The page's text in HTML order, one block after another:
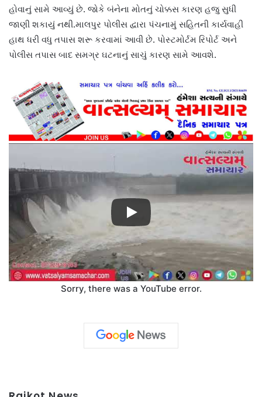
હોવાનું સામે આવ્યું છે. જોકે બંનેના મોતનું ચોક્કસ કારણ હજુ સુધી
જાણી શકાયું નથી.માલપુર પોલીસ દ્વારા પંચનામું સહિતની કાર્યવાહી
હાથ ધરી વધુ તપાસ શરૂ કરવામાં આવી છે. પોસ્ટમોર્ટમ રિપોર્ટ અને
પોલીસ તપાસ બાદ સમગ્ર ઘટનાનું સાચું કારણ સામે આવશે.
Sorry, there was a YouTube error.